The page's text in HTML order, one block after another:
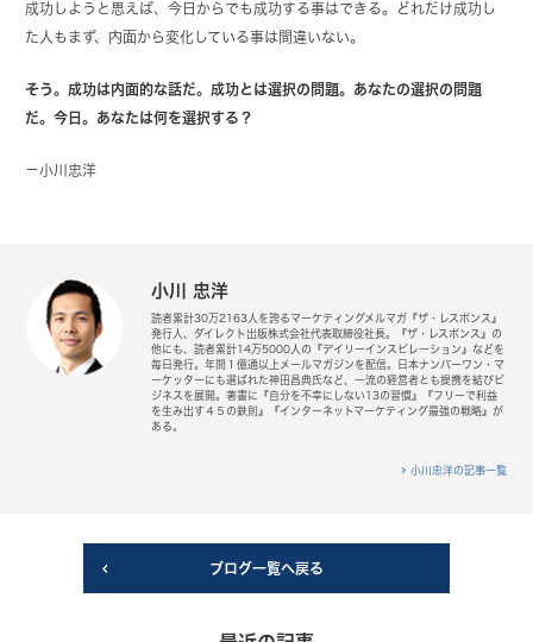
成功しようと思えば、今日からでも成功する事はできる。どれだけ成功し
た人もまず、内面から変化している事は間違いない。
そう。成功は内面的な話だ。成功とは選択の問題。あなたの選択の問題
だ。今日。あなたは何を選択する？
－小川忠洋
小川 忠洋
読者累計30万2163人を誇るマーケティングメルマガ『ザ・レスポンス』
発行人、ダイレクト出版株式会社代表取締役社長。『ザ・レスポンス』の
他にも、読者累計14万5000人の『デイリーインスピレーション』などを
毎日発行。年間１億通以上メールマガジンを配信。日本ナンバーワン・マ
ーケッターにも選ばれた神田昌典氏など、一流の経営者とも提携を結びビ
ジネスを展開。著書に『自分を不幸にしない13の習慣』『フリーで利益
を生み出す４５の鉄則』『インターネットマーケティング最強の戦略』が
ある。
小川忠洋の記事一覧
ブログ一覧へ戻る